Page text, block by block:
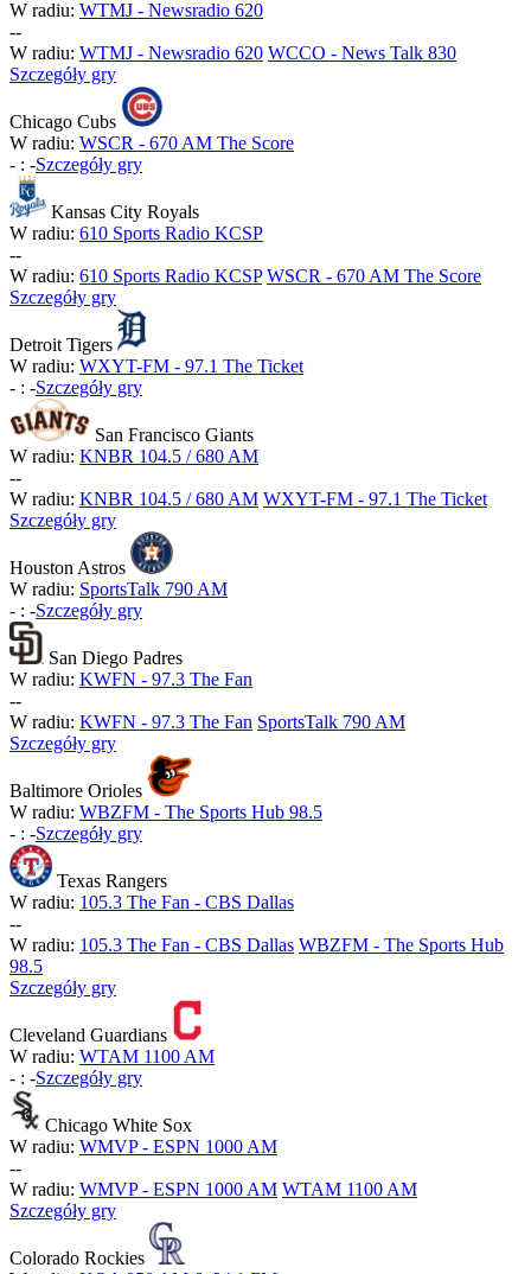
W radiu: WTMJ - Newsradio 620
--
W radiu: WTMJ - Newsradio 620 WCCO - News Talk 830
Szczegóły gry
Chicago Cubs
W radiu: WSCR - 670 AM The Score
- : -Szczegóły gry
Kansas City Royals
W radiu: 610 Sports Radio KCSP
--
W radiu: 610 Sports Radio KCSP WSCR - 670 AM The Score
Szczegóły gry
Detroit Tigers
W radiu: WXYT-FM - 97.1 The Ticket
- : -Szczegóły gry
San Francisco Giants
W radiu: KNBR 104.5 / 680 AM
--
W radiu: KNBR 104.5 / 680 AM WXYT-FM - 97.1 The Ticket
Szczegóły gry
Houston Astros
W radiu: SportsTalk 790 AM
- : -Szczegóły gry
San Diego Padres
W radiu: KWFN - 97.3 The Fan
--
W radiu: KWFN - 97.3 The Fan SportsTalk 790 AM
Szczegóły gry
Baltimore Orioles
W radiu: WBZFM - The Sports Hub 98.5
- : -Szczegóły gry
Texas Rangers
W radiu: 105.3 The Fan - CBS Dallas
--
W radiu: 105.3 The Fan - CBS Dallas WBZFM - The Sports Hub
98.5
Szczegóły gry
Cleveland Guardians
W radiu: WTAM 1100 AM
- : -Szczegóły gry
Chicago White Sox
W radiu: WMVP - ESPN 1000 AM
--
W radiu: WMVP - ESPN 1000 AM WTAM 1100 AM
Szczegóły gry
Colorado Rockies